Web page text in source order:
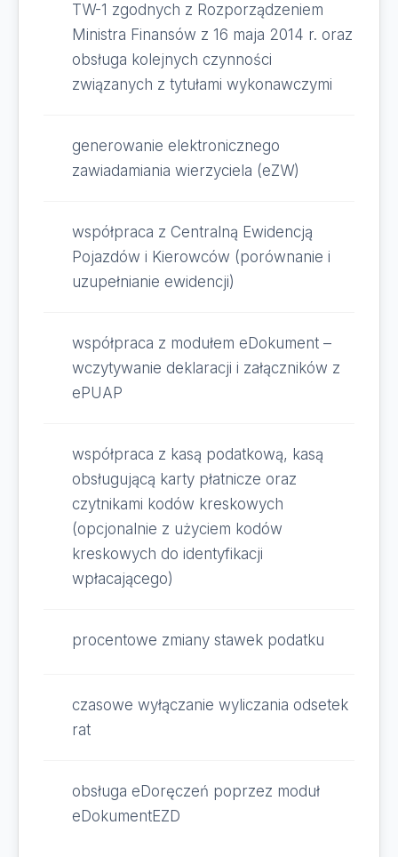
TW-1 zgodnych z Rozporządzeniem
Ministra Finansów z 16 maja 2014 r. oraz
obsługa kolejnych czynności
związanych z tytułami wykonawczymi
generowanie elektronicznego
zawiadamiania wierzyciela (eZW)
współpraca z Centralną Ewidencją
Pojazdów i Kierowców (porównanie i
uzupełnianie ewidencji)
współpraca z modułem eDokument –
wczytywanie deklaracji i załączników z
ePUAP
współpraca z kasą podatkową, kasą
obsługującą karty płatnicze oraz
czytnikami kodów kreskowych
(opcjonalnie z użyciem kodów
kreskowych do identyfikacji
wpłacającego)
procentowe zmiany stawek podatku
czasowe wyłączanie wyliczania odsetek
rat
obsługa eDoręczeń poprzez moduł
eDokumentEZD